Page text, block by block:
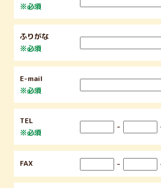
※必須
ふりがな
※必須
E-mail
※必須
TEL
※必須
-
FAX -